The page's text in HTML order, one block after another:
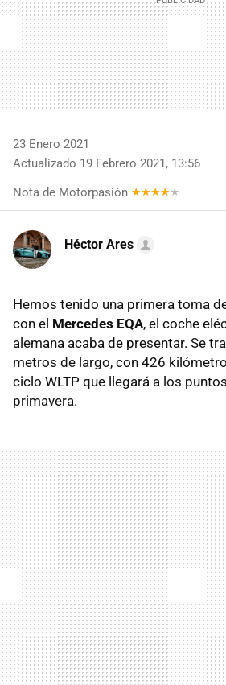
23 Enero 2021
Actualizado 19 Febrero 2021, 13:56
Nota de Motorpasión
Héctor Ares
Hemos tenido una primera toma
con el Mercedes EQA, el coche
alemana acaba de presentar. Se
metros de largo, con 426
ciclo WLTP que llegará a los
primavera.